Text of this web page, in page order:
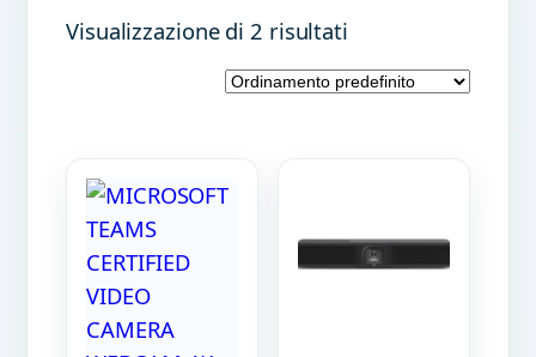
Visualizzazione di 2 risultati